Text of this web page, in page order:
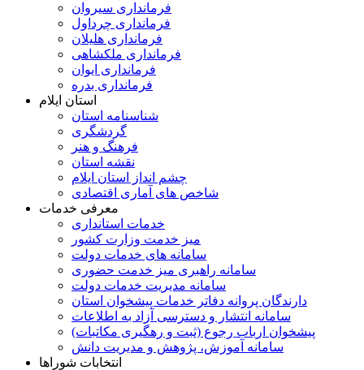
فرمانداری سیروان
فرمانداری چرداول
فرمانداری هلیلان
فرمانداری ملکشاهی
فرمانداری ایوان
فرمانداری بدره
استان ایلام
شناسنامه استان
گردشگری
فرهنگ و هنر
نقشه استان
چشم انداز استان ایلام
شاخص های آماری اقتصادی
معرفی خدمات
خدمات استانداری
میز خدمت وزارت کشور
سامانه های خدمات دولت
سامانه راهبری میز خدمت حضوری
سامانه مدیریت خدمات دولت
دارندگان پروانه دفاتر خدمات پیشخوان استان
سامانه انتشار و دسترسی آزاد به اطلاعات
پیشخوان ارباب رجوع (ثبت و رهگیری مکاتبات)
سامانه آموزش، پژوهش و مدیریت دانش
انتخابات شوراها